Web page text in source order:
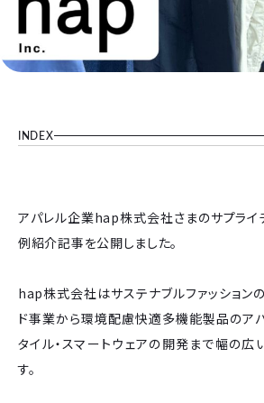
INDEX
アパレル企業hap株式会社さまのサプライ
例紹介記事を公開しました。
hap株式会社はサステナブルファッション
ド事業から環境配慮快適多機能製品のアパ
タイル・スマートウェアの開発まで幅の広
す。